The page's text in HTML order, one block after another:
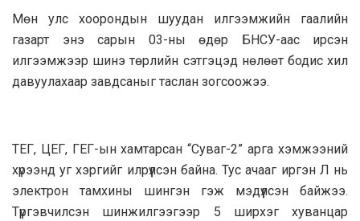
Мөн улс хоорондын шуудан илгээмжийн гаалийн
газарт энэ сарын 03-ны өдөр БНСУ-аас ирсэн
илгээмжээр шинэ төрлийн сэтгэцэд нөлөөт бодис хил
давуулахаар завдсаныг таслан зогсоожээ.
ТЕГ, ЦЕГ, ГЕГ-ын хамтарсан “Суваг-2” арга хэмжээний
хүрээнд уг хэргийг илрүүлсэн байна. Тус ачааг иргэн Л нь
электрон тамхины шингэн гэж мэдүүлсэн байжээ.
Түргэвчилсэн шинжилгээгээр 5 ширхэг хуванцар